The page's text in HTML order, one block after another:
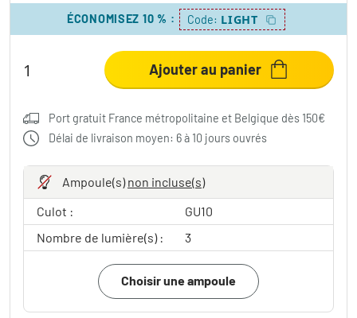
ÉCONOMISEZ 10 % : Code: LIGHT
Ajouter au panier
Port gratuit France métropolitaine et Belgique dès 150€
Délai de livraison moyen: 6 à 10 jours ouvrés
Ampoule(s)non incluse(s)
Culot :
GU10
Nombre de lumière(s) :
3
Choisir une ampoule